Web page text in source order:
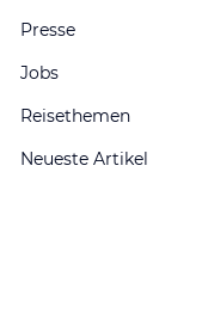
Presse
Jobs
Reisethemen
Neueste Artikel